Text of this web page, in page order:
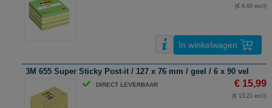
(€ 6,60 excl)
In winkelwagen
3M 655 Super Sticky Post-it / 127 x 76 mm / geel / 6 x 90 vel
DIRECT LEVERBAAR € 15,99
(€ 13,21 excl)